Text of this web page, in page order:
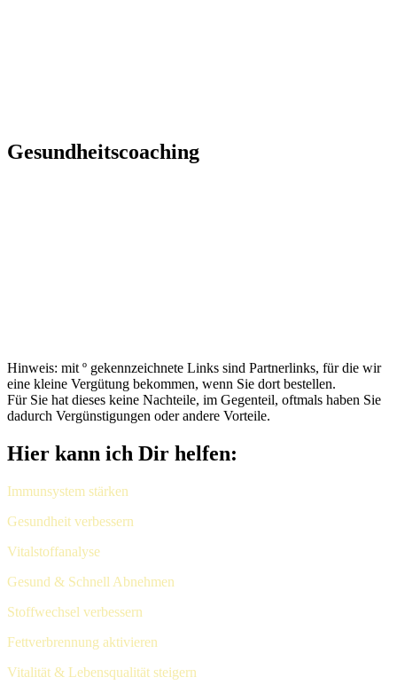
Gesundheitscoaching
Hinweis: mit º gekennzeichnete Links sind Partnerlinks, für die wir
eine kleine Vergütung bekommen, wenn Sie dort bestellen.
Für Sie hat dieses keine Nachteile, im Gegenteil, oftmals haben Sie
dadurch Vergünstigungen oder andere Vorteile.
Hier kann ich Dir helfen:
Immunsystem stärken
Gesundheit verbessern
Vitalstoffanalyse
Gesund & Schnell Abnehmen
Stoffwechsel verbessern
Fettverbrennung aktivieren
Vitalität & Lebensqualität steigern